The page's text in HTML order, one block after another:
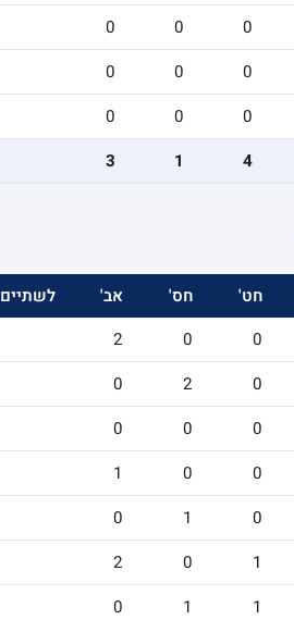
0
0
0
0
0
0
0
0
0
4
1
3
חט' חס' אב' לשתיים
0
0
2
0
2
0
0
0
0
0
0
1
0
1
0
1
0
2
1
1
0